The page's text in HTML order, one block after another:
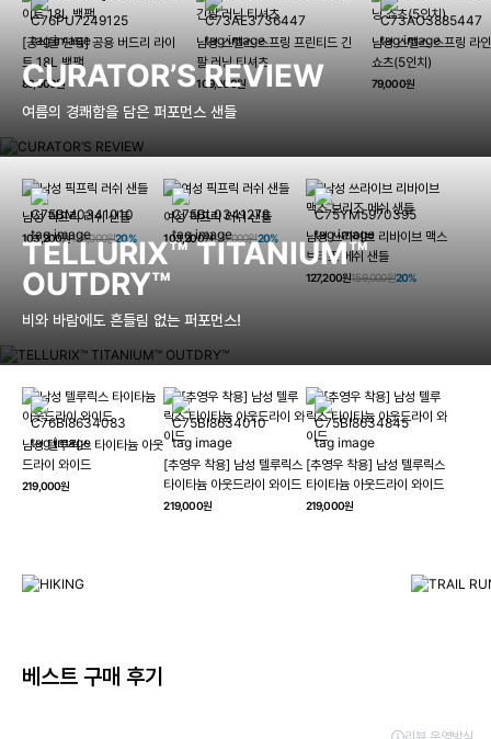
[공식몰 단독] 공용 버드리 라이
트 18L 백팩
89,000원
남성 스텔스 스프링 프린티드 긴
팔 러닝 티셔츠
109,000원
남성 스텔스 스프링 라
쇼츠(5인치)
79,000원
CURATOR’S REVIEW
여름의 경쾌함을 담은 퍼포먼스 샌들
남성 픽프릭 러쉬 샌들
103,200원129,000원20%
여성 픽프릭 러쉬 샌들
103,200원129,000원20%
남성 쓰라이브 리바이브 맥스
브리즈 메쉬 샌들
127,200원159,000원20%
TELLURIX™ TITANIUM™
OUTDRY™
비와 바람에도 흔들림 없는 퍼포먼스!
남성 텔루릭스 타이타늄 아웃
드라이 와이드
219,000원
[추영우 착용] 남성 텔루릭스
타이타늄 아웃드라이 와이드
219,000원
[추영우 착용] 남성 텔루릭스
타이타늄 아웃드라이 와이드
219,000원
HIKING
컬럼비아와 함께 일상을 벗어나
하이킹, 트레킹 등 아웃도어 활동을 즐겨보세요.
베스트 구매 후기